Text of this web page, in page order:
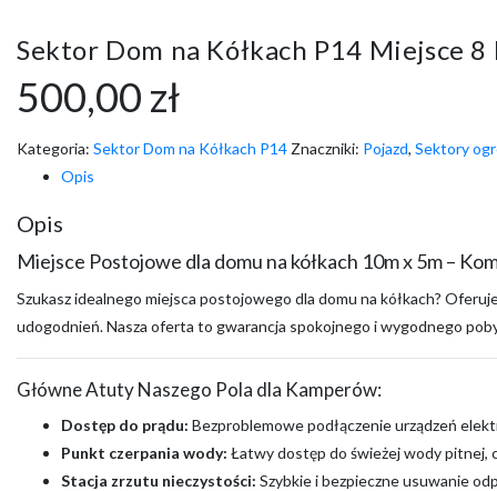
Sektor Dom na Kółkach P14 Miejsce 8
500,00 zł
Kategoria: Sektor Dom na Kółkach P14 Znaczniki: Pojazd, Sektory
Opis
Opis
Miejsce Postojowe dla domu na kółkach 10m x 5m –
Szukasz idealnego miejsca postojowego dla domu na kółkach?
udogodnień. Nasza oferta to gwarancja spokojnego i wygodnego
Główne Atuty Naszego Pola dla Kamperów:
Dostęp do prądu: Bezproblemowe podłączenie urządzeń
Punkt czerpania wody: Łatwy dostęp do świeżej wody pitnej,
Stacja zrzutu nieczystości: Szybkie i bezpieczne usuwanie